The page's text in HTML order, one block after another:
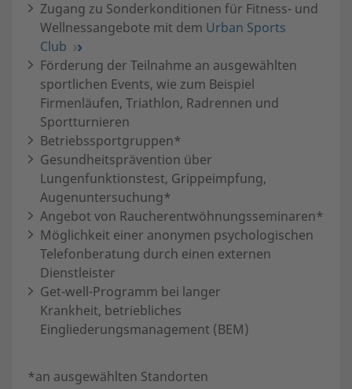
Zugang zu Sonderkonditionen für Fitness- und
Wellnessangebote mit dem Urban Sports
Club
Förderung der Teilnahme an ausgewählten
sportlichen Events, wie zum Beispiel
Firmenläufen, Triathlon, Radrennen und
Sportturnieren
Betriebssportgruppen*
Gesundheitsprävention über
Lungenfunktionstest, Grippeimpfung,
Augenuntersuchung*
Angebot von Raucherentwöhnungsseminaren*
Möglichkeit einer anonymen psychologischen
Telefonberatung durch einen externen
Dienstleister
Get-well-Programm bei langer
Krankheit, betriebliches
Eingliederungsmanagement (BEM)
*an ausgewählten Standorten